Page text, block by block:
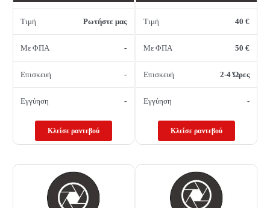
Τιμή Ρωτήστε μας
Με ΦΠΑ -
Επισκευή -
Εγγύηση -
Κλείσε ραντεβού
Τιμή 40 €
Με ΦΠΑ 50 €
Επισκευή 2-4 Ώρες
Εγγύηση -
Κλείσε ραντεβού